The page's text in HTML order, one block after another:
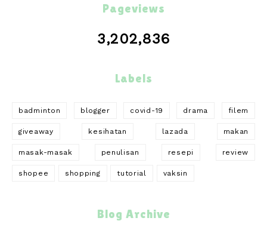
Pageviews
3,202,836
Labels
badminton blogger covid-19 drama filem
giveaway kesihatan lazada makan
masak-masak penulisan resepi review
shopee shopping tutorial vaksin
Blog Archive